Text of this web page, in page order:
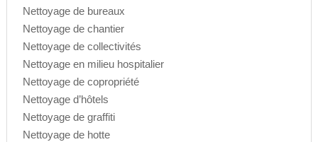
Nettoyage de bureaux
Nettoyage de chantier
Nettoyage de collectivités
Nettoyage en milieu hospitalier
Nettoyage de copropriété
Nettoyage d’hôtels
Nettoyage de graffiti
Nettoyage de hotte